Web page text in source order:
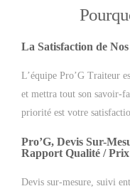
La Satisfaction de
L’équipe Pro’G Traiteur
et mettra tout son savoir-
priorité est votre
Pro’G, Devis Sur-
Rapport Qualité / Prix
Devis sur-mesure, suivi